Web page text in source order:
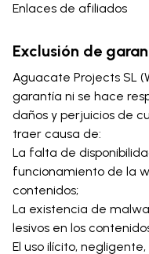
Enlaces de afiliados
Exclusión de
Aguacate Projects SL
garantía ni se hace
daños y perjuicios de
traer causa de:
La falta de
funcionamiento de la
contenidos;
La existencia de
lesivos en los
El uso ilícito,